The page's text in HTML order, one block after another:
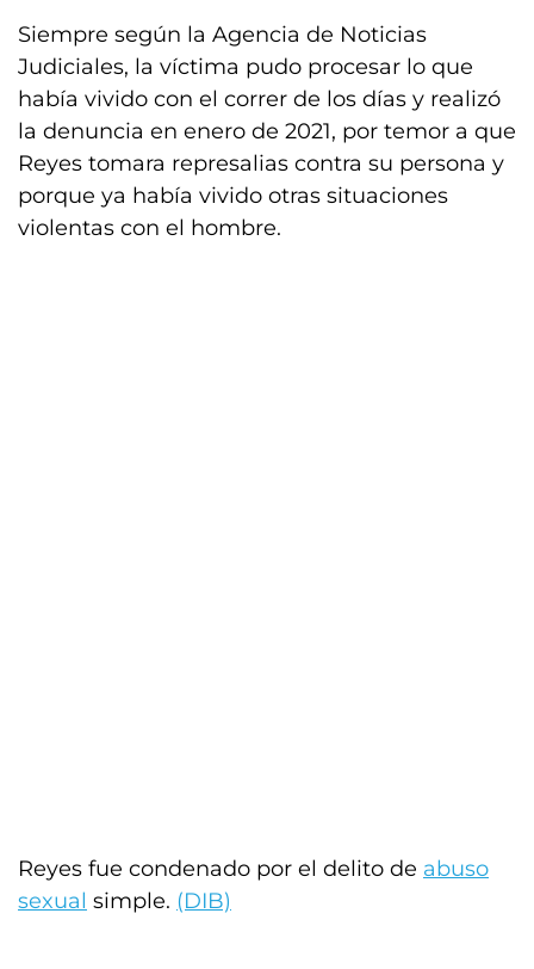
Siempre según la Agencia de Noticias
Judiciales, la víctima pudo procesar lo que
había vivido con el correr de los días y realizó
la denuncia en enero de 2021, por temor a que
Reyes tomara represalias contra su persona y
porque ya había vivido otras situaciones
violentas con el hombre.
Reyes fue condenado por el delito de abuso
sexual simple. (DIB)